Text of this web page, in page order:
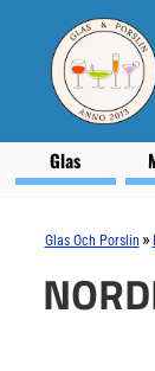
Glas
Glas Och Porslin »